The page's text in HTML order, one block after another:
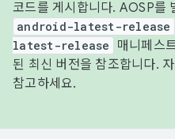
코드를 게시합니다. AOSP를
android-latest-release
latest-release
매니페스
된 최신 버전을 참조합니다.
참고하세요.